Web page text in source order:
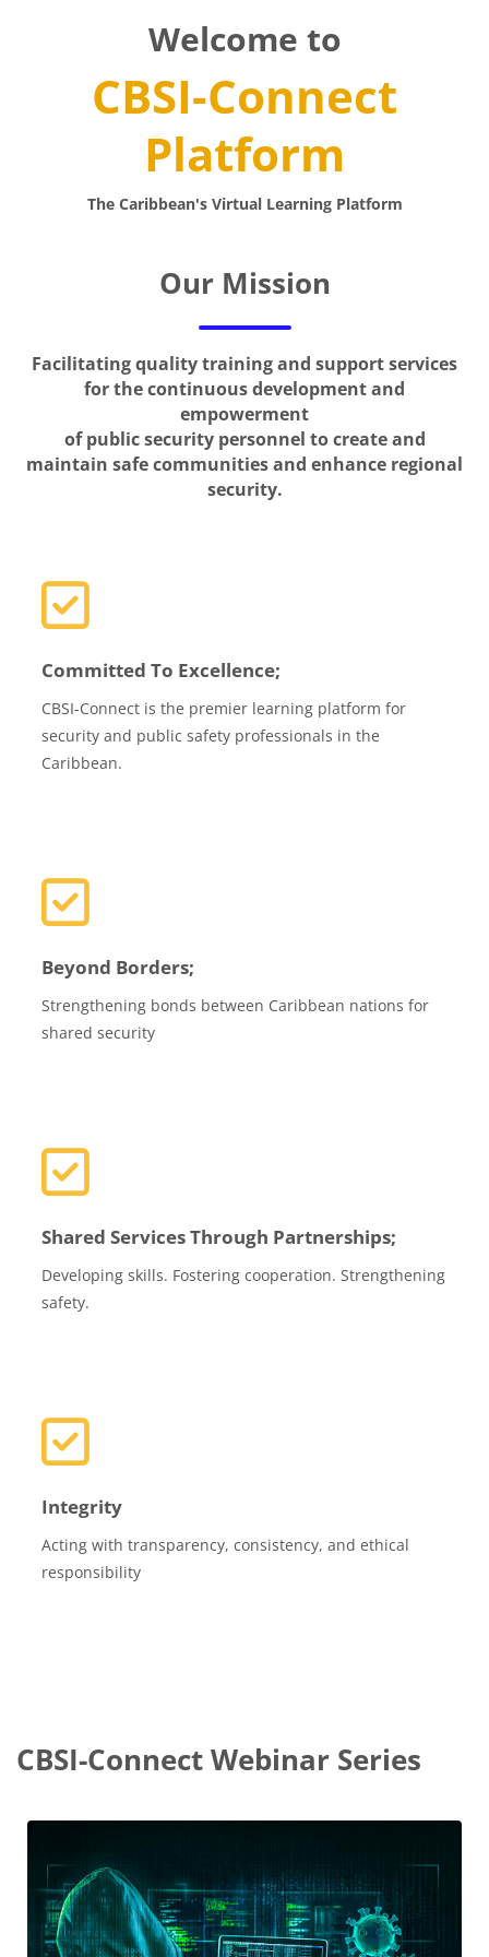
Welcome to
CBSI-Connect
Platform
The Caribbean's Virtual Learning Platform
Our Mission
Facilitating quality training and support services
for the continuous development and
empowerment
of public security personnel to create and
maintain safe communities and enhance regional
security.
Committed To Excellence;
CBSI-Connect is the premier learning platform for
security and public safety professionals in the
Caribbean.
Beyond Borders;
Strengthening bonds between Caribbean nations for
shared security
Shared Services Through Partnerships;
Developing skills. Fostering cooperation. Strengthening
safety.
Integrity
Acting with transparency, consistency, and ethical
responsibility
CBSI-Connect Webinar Series